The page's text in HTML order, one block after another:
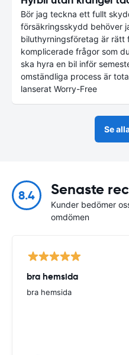
Bör jag teckna ett fullt
försäkringsskydd behöver
biluthyrningsföretag är rätt
komplicerade frågor som
ska hyra en bil inför
omständliga process är
lanserat Worry-Free
Se
8.4 Senaste
Kunder bedömer
omdömen
bra hemsida
bra hemsida